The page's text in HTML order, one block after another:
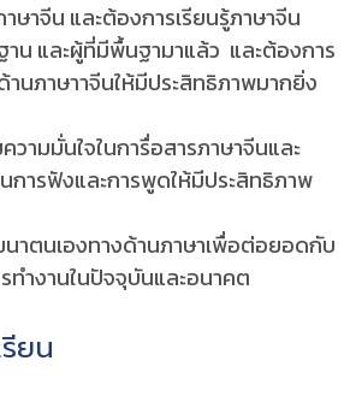
ษาจีน และต้องการเรียนรู้ภาษาจีน
น และผู้ที่มีพื้นฐามาแล้ว และต้องการ
านภาษาาจีนให้มีประสิทธิภาพมากยิ่ง
วามมั่นใจในการื่อสารภาษาจีนและ
ารฟังและการพูดให้มีประสิทธิภาพ
ตนเองทางด้านภาษาเพื่อต่อยอดกับ
ทำงานในปัจจุบันและอนาคต
ยน